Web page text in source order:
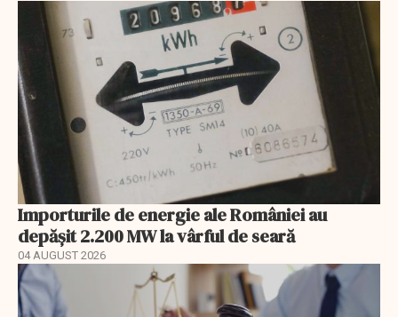
Importurile de energie ale României au
depășit 2.200 MW la vârful de seară
04 AUGUST 2026